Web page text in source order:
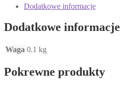
Dodatkowe informacje
Dodatkowe informacje
Waga 0.1 kg
Pokrewne produkty